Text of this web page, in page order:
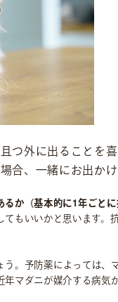
つ外に出ることを
合、一緒にお出か
か（基本的に1年ごと
もいいかと思います
う。予防薬によっては、
マダニが媒介する病